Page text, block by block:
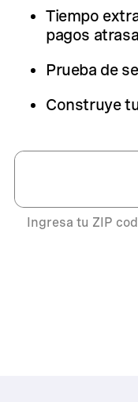
Tiempo
pagos
Prueba de
Construye
Ingresa tu ZIP